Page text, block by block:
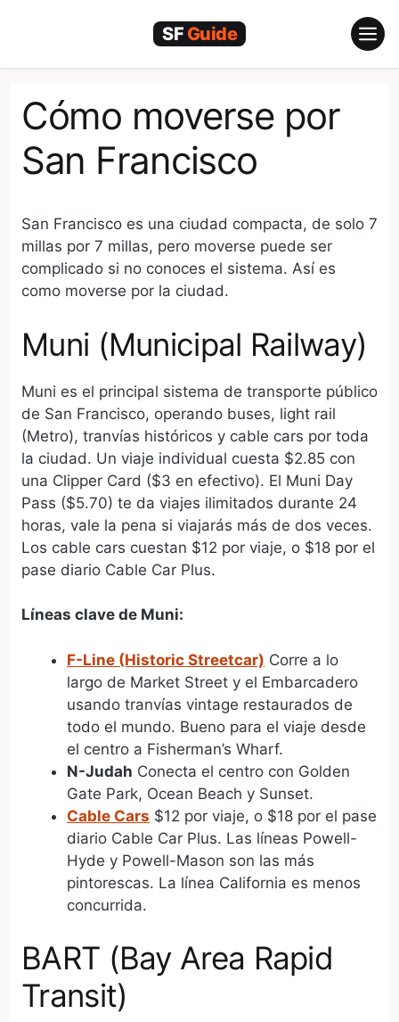
Cómo moverse por
San Francisco
San Francisco es una ciudad compacta, de solo 7
millas por 7 millas, pero moverse puede ser
complicado si no conoces el sistema. Así es
como moverse por la ciudad.
Muni (Municipal Railway)
Muni es el principal sistema de transporte público
de San Francisco, operando buses, light rail
(Metro), tranvías históricos y cable cars por toda
la ciudad. Un viaje individual cuesta $2.85 con
una Clipper Card ($3 en efectivo). El Muni Day
Pass ($5.70) te da viajes ilimitados durante 24
horas, vale la pena si viajarás más de dos veces.
Los cable cars cuestan $12 por viaje, o $18 por el
pase diario Cable Car Plus.
Líneas clave de Muni:
F-Line (Historic Streetcar) Corre a lo
largo de Market Street y el Embarcadero
usando tranvías vintage restaurados de
todo el mundo. Bueno para el viaje desde
el centro a Fisherman’s Wharf.
N-Judah Conecta el centro con Golden
Gate Park, Ocean Beach y Sunset.
Cable Cars $12 por viaje, o $18 por el pase
diario Cable Car Plus. Las líneas Powell-
Hyde y Powell-Mason son las más
pintorescas. La línea California es menos
concurrida.
BART (Bay Area Rapid
Transit)